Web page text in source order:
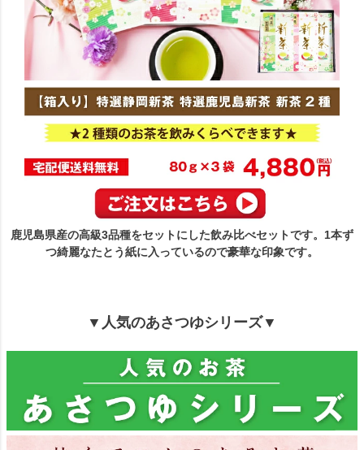
鹿児島県産の高級3品種をセットにした飲み比べセットです。1本ず
つ綺麗なたとう紙に入っているので豪華な印象です。
▼人気のあさつゆシリーズ▼